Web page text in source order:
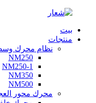
بيت
منتجات
نظام محرك
NM250
NM250-1
NM350
NM500
محرك محور